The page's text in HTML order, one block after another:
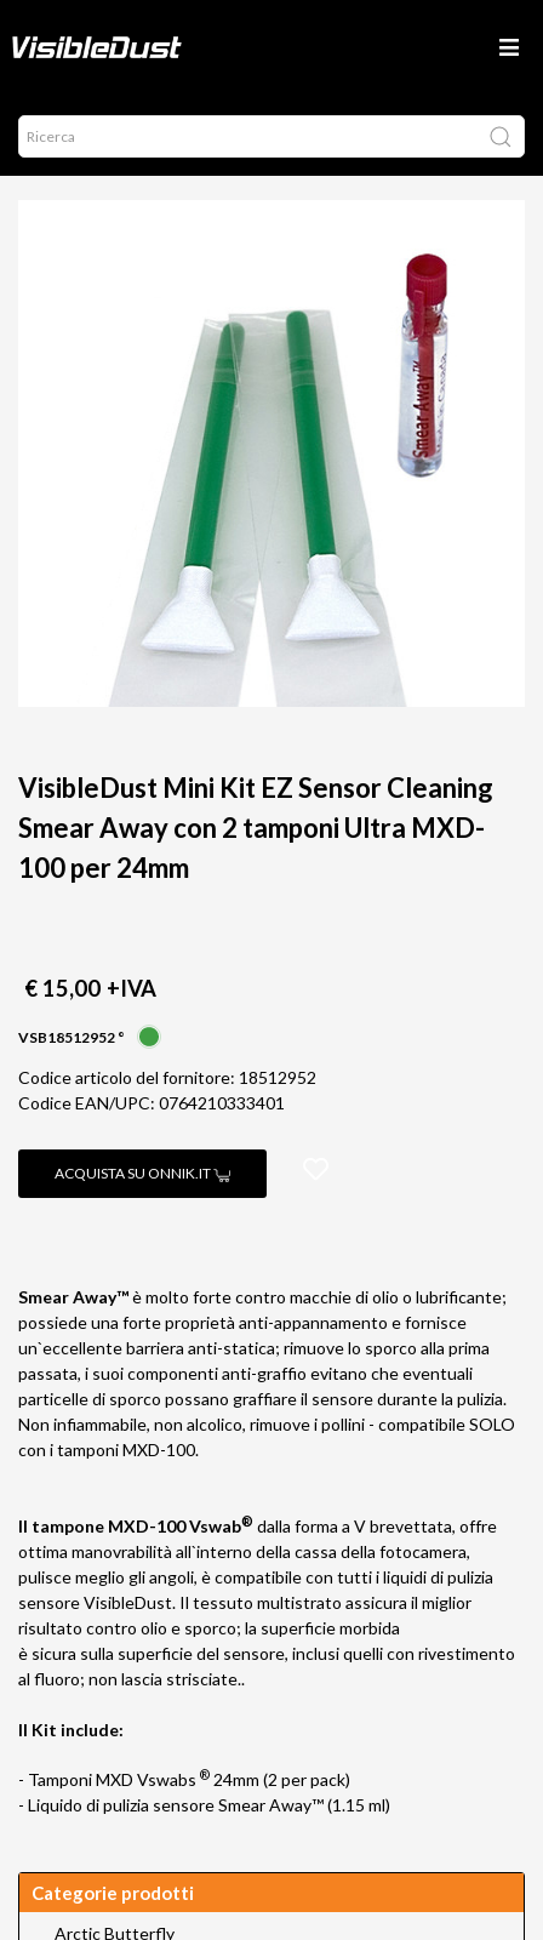
VisibleDust Mini Kit EZ Sensor Cleaning
Smear Away con 2 tamponi Ultra MXD-
100 per 24mm
€ 15,00 +IVA
VSB18512952 °
Codice articolo del fornitore: 18512952
Codice EAN/UPC: 0764210333401
ACQUISTA SU ONNIK.IT
Smear Away™è molto forte contro macchie di olio o lubrificante;
possiede una forte proprietà anti-appannamento e fornisce
un`eccellente barriera anti-statica; rimuove lo sporco alla prima
passata, i suoi componenti anti-graffio evitano che eventuali
particelle di sporco possano graffiare il sensore durante la pulizia.
Non infiammabile, non alcolico, rimuove i pollini - compatibile SOLO
con i tamponi MXD-100.
Il tampone MXD-100 Vswab® dalla forma a V brevettata, offre
ottima manovrabilità all`interno della cassa della fotocamera,
pulisce meglio gli angoli, è compatibile con tutti i liquidi di pulizia
sensore VisibleDust. Il tessuto multistrato assicura il miglior
risultato contro olio e sporco; la superficie morbida
è sicura sulla superficie del sensore, inclusi quelli con rivestimento
al fluoro; non lascia strisciate..
Il Kit include:
- Tamponi MXD Vswabs ® 24mm (2 per pack)
- Liquido di pulizia sensore Smear Away™ (1.15 ml)
Categorie prodotti
Arctic Butterfly